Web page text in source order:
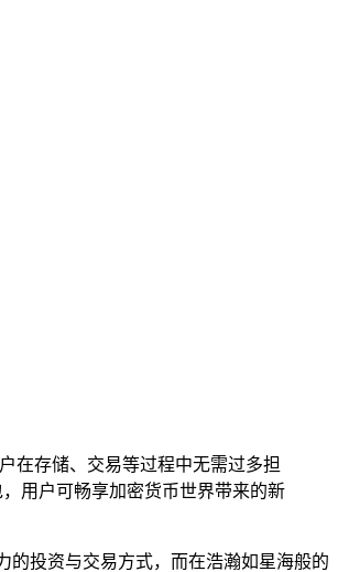
在存储、交易等过程中无需过多担
用户可畅享加密货币世界带来的新
的投资与交易方式，而在浩瀚如星海般的